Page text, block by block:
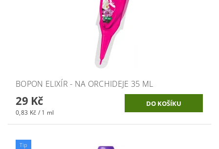
BOPON ELIXÍR - NA ORCHIDEJE 35 ML
29 Kč
0,83 Kč / 1 ml
Tip